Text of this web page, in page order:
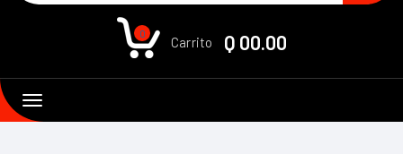
0
Carrito Q 00.00
Toggle
navigation